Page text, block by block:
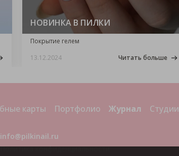
НОВИНКА В ПИЛКИ
Покрытие гелем
13.12.2024
Читать больше
карты Портфолио Журнал Студии
info@pilkinail.ru
Политика конфиденциальности